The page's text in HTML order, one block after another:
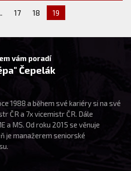
17 18 19
vám poradí
Čepelák
1988 a během své kariéry si na své
ČR a 7x vicemistr ČR. Dále
a MS. Od roku 2015 se věnuje
je manažerem seniorské